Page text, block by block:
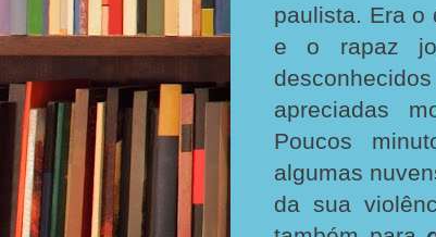
paulista. Era o
e o rapaz
apreciadas
Poucos
algumas
da sua